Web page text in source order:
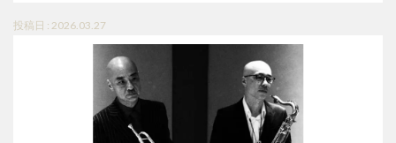
投稿日 : 2026.03.27